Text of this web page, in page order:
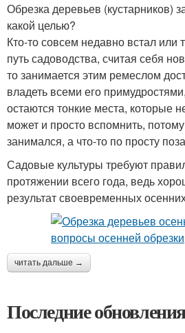
Обрезка деревьев (кустарников)
какой целью?
Кто-то совсем недавно встал или
путь садоводства, считая себя
то занимается этим ремеслом
владеть всеми его
остаются тонкие места, которые
может и просто вспомнить,
занимался, а что-то по просту
Садовые культуры требуют
протяжении всего года, ведь
результат своевременных
читать дальше →
Последние